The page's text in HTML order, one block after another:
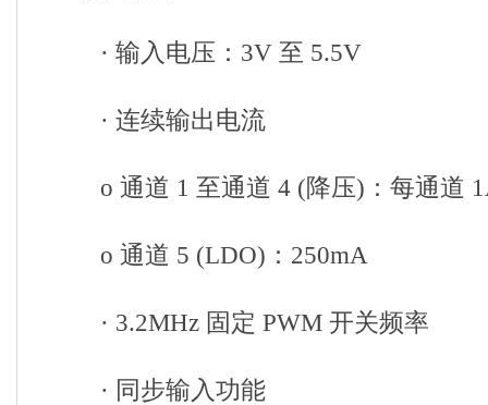
· 输入电压：3V 至 5.5V
· 连续输出电流
o 通道 1 至通道 4 (降压)：每通道
o 通道 5 (LDO)：250mA
· 3.2MHz 固定 PWM 开关频率
· 同步输入功能